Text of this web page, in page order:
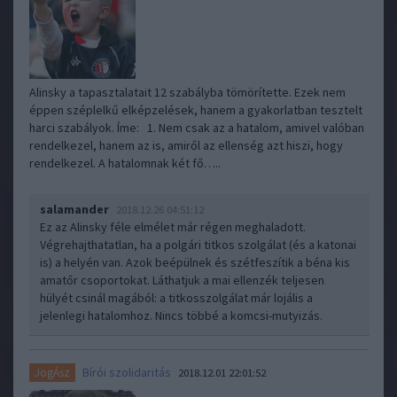
Alinsky a tapasztalatait 12 szabályba tömörítette. Ezek nem
éppen széplelkű elképzelések, hanem a gyakorlatban tesztelt
harci szabályok. Íme: 1. Nem csak az a hatalom, amivel valóban
rendelkezel, hanem az is, amiről az ellenség azt hiszi, hogy
rendelkezel. A hatalomnak két fő…..
salamander 2018.12.26 04:51:12
Ez az Alinsky féle elmélet már régen meghaladott.
Végrehajthatatlan, ha a polgári titkos szolgálat (és a katonai
is) a helyén van. Azok beépülnek és szétfeszítik a béna kis
amatőr csoportokat. Láthatjuk a mai ellenzék teljesen
hülyét csinál magából: a titkosszolgálat már lojális a
jelenlegi hatalomhoz. Nincs többé a komcsi-mutyizás.
JogÁsz Bírói szolidaritás 2018.12.01 22:01:52